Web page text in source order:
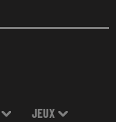
JEUX